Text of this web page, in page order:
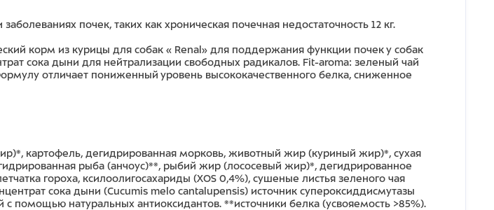
почек, таких как хроническая почечная недостаточность 12 кг.
корм из курицы для собак « Renal» для поддержания функции почек у собак
сока дыни для нейтрализации свободных радикалов. Fit-aroma: зеленый чай
отличает пониженный уровень высококачественного белка, сниженное
картофель, дегидрированная морковь, животный жир (куриный жир)*, сухая
рыба (анчоус)**, рыбий жир (лососевый жир)*, дегидрированное
гороха, ксилоолигосахариды (XOS 0,4%), сушеные листья зеленого чая
сока дыни (Cucumis melo cantalupensis) источник супероксиддисмутазы
натуральных антиоксидантов. **источники белка (усвояемость >85%).